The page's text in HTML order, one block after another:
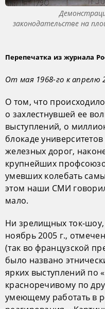
законодательстве на
Перепечатка из журнала
От мая 1968-го к апрелю
О том, что
о захлестнувшей ее
выступлений, о
блокаде
железных дорог,
крупнейших
умевших колебать
этом наши СМИ
мало.
Ни зрелищных ток-
ноябрь 2005 г.,
(так во французской
было названо
ярких выступлений по
красноречивому по
умеющему работать в